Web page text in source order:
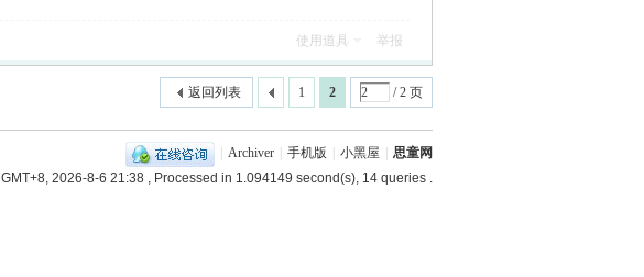
使用道具 举报
1 2 / 2 页
返回列表
Archiver 手机版 小黑屋
思童网
GMT+8, 2026-8-6 21:38 , Processed in 1.094149 second(s), 14 queries .